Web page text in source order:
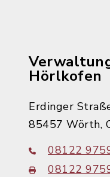
Hörlkofen
Erdinger
85457 Wörth,
08122
08122